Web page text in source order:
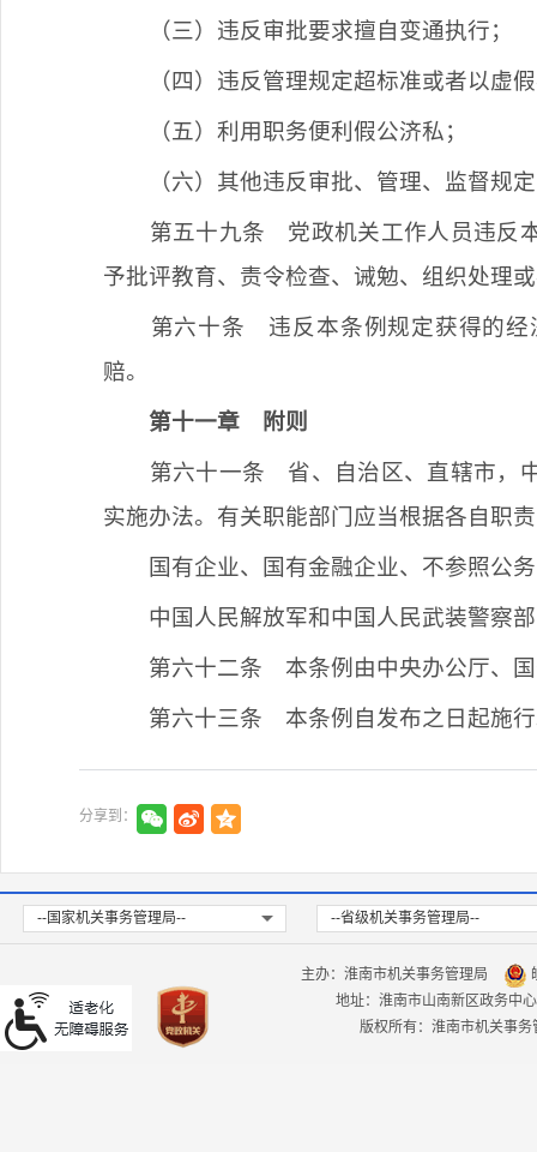
（三）违反审批要求擅自变通执行；
（四）违反管理规定超标准或者以虚
（五）利用职务便利假公济私；
（六）其他违反审批、管理、监督规
第五十九条 党政机关工作人员违反
予批评教育、责令检查、诫勉、组织处理
第六十条 违反本条例规定获得的经
赔。
第十一章 附则
第六十一条 省、自治区、直辖市，
实施办法。有关职能部门应当根据各自职
国有企业、国有金融企业、不参照公
中国人民解放军和中国人民武装警察
第六十二条 本条例由中央办公厅、
第六十三条 本条例自发布之日起施
分享到：
--国家机关事务管理局-- --省级机关事务管理局--
主办：淮南市机关事务管理局
地址：淮南市山南新区政务中
版权所有：淮南市机关事务